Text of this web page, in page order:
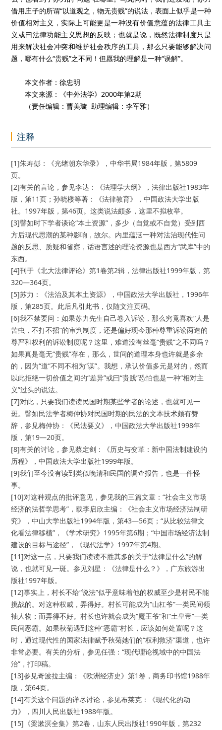
借用庄子的所谓“以道观之，物无贵贱”的说法，表面上似乎是一种
价值相对主义，实际上可能更是一种没有价值意蕴的法律工具主
义或曰法律功能主义思想的反映；也就是说，既然法律制度只是
用来解决社会冲突和维护社会秩序的工具，那么只要能够解决问
题，哪有什么“贵贱”之不同！但愿我的理解是一种“误解”。
本文作者：徐忠明
本文来源：《中外法学》2000年第2期
（责任编辑：曹美璇 助理编辑：李军雅）
注释
[1]朱寿彭：《光绪朝东华录》，中华书局1984年版，第5809
页。
[2]有关的言论，参见李达：《法理学大纲》，法律出版社1983年
版，第11页；孙晓楼等著：《法律教育》，中国政法大学出版
社。1997年版，第46页。这类说法颇多，这里不拟枚举。
[3]譬如时下学者谈论“本土资源”，多少（自觉或不自觉）受到西
方后现代思潮的某种影响，故尔。内里蕴涵一种对法治现代性问
题的反思、质疑和省察，话语言述的理论资源也是西方“武库”中的
东西。
[4]刊于《北大法律评论》第1卷第2辑，法律出版社1999年版，第
320—364页。
[5]苏力：《法治及其本土资源》，中国政法大学出版社，1996年
版，第285页。此后凡引此书，仅随文注页码。
[6]我不禁要问：如果苏力先生自己卷入诉讼，那么穷竟喜欢“人是
苦虫，不打不招”的审判制度，还是偏好现今那种尊重诉讼两造的
尊严和权利的诉讼制度呢？这里，难道没有丝毫“贵贱”之不同吗？
如果真是毫无“贵贱”存在，那么，世间的道理本身也许就是多余
的，因为“道”不同不相为“谋”。我想，承认价值多元是对的，然而
以此拒绝一切价值之间的“差异”或曰“贵贱”恐怕也是一种“相对主
义”过头的说法。
[7]对此，只要我们读读民国时期某些学者的论述，也就可见一
斑。譬如民法学者梅仲协对民国时期的民法的文本技术颇有赞
辞，参见梅仲协：《民法要义》，中国政法大学出版社1998年
版，第19—20页。
[8]有关的讨论，参见蔡定剑：《历史与变革：新中国法制建设的
历程》，中国政法大学出版社1999年版。
[9]我们至今没有读到类似晚清和民国的调查报告，也是一件怪
事。
[10]对这种观点的批评意见，参见我的三篇文章：“社会主义市场
经济的法哲学思考”，载李启欣主编：《社会主义市场经济法制研
究》，中山大学出版社1994年版，第43—56页；“从比较法律文
化看法律移植”，《学术研究》1995年第6期；“中国市场经济法制
建设的目标与途径”，《现代法学》1997年第4期。
[11]对这一点，只要我们读读不胜其多的关于“法律是什么”的解
说，也就可见一斑。参见刘星：《法律是什么？》，广东旅游出
版社1997年版。
[12]事实上，村长不给“说法”似乎意味着他的权威至少是村民不能
挑战的。对这种权威，弄得好。村长可能成为“山杠爷”一类民间领
袖人物；而弄得不好。村长也许就会成为“魔王爷”和“土皇帝”一类
民间恶霸。如果秋菊遇到这种“恶霸”村长，应该如何处置呢？这
时，通过现代性的国家法律赋予秋菊她们的“权利救济”渠道，也许
非常必要。有关的分析，参见任强：“现代理论视域中的中国法
治”，打印稿。
[13]参见奇波拉主编：《欧洲经济史》第1卷，商务印书馆1988年
版，第64页。
[14]有关这个问题的详尽讨论，参见布莱克：《现代化的动
力》，四川人民出版社1988年版。
[15]《梁漱溟全集》第2卷，山东人民出版社1990年版，第232